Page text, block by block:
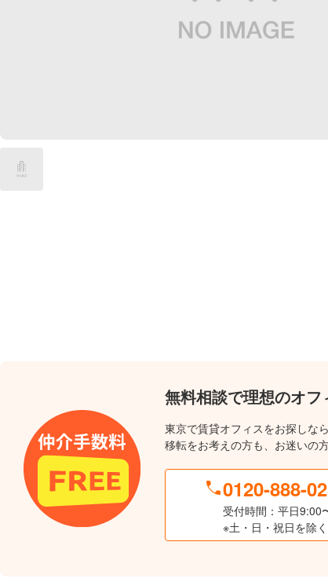
無料相談で理想のオフ
東京で賃貸オフィスをお探しな
移転をお考えの方も、お迷いの
0120-888-
受付時間：平日9:00
※土・日・祝日を除く